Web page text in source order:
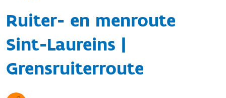
Ruiter- en menroute
Sint-Laureins |
Grensruiterroute